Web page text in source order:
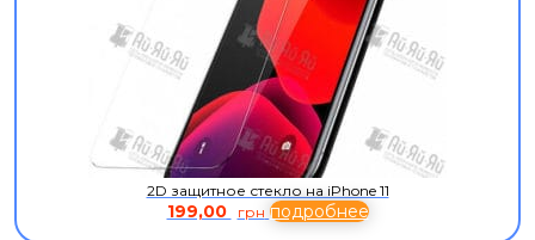
2D защитное стекло на iPhone 11
199,00 грн подробнее